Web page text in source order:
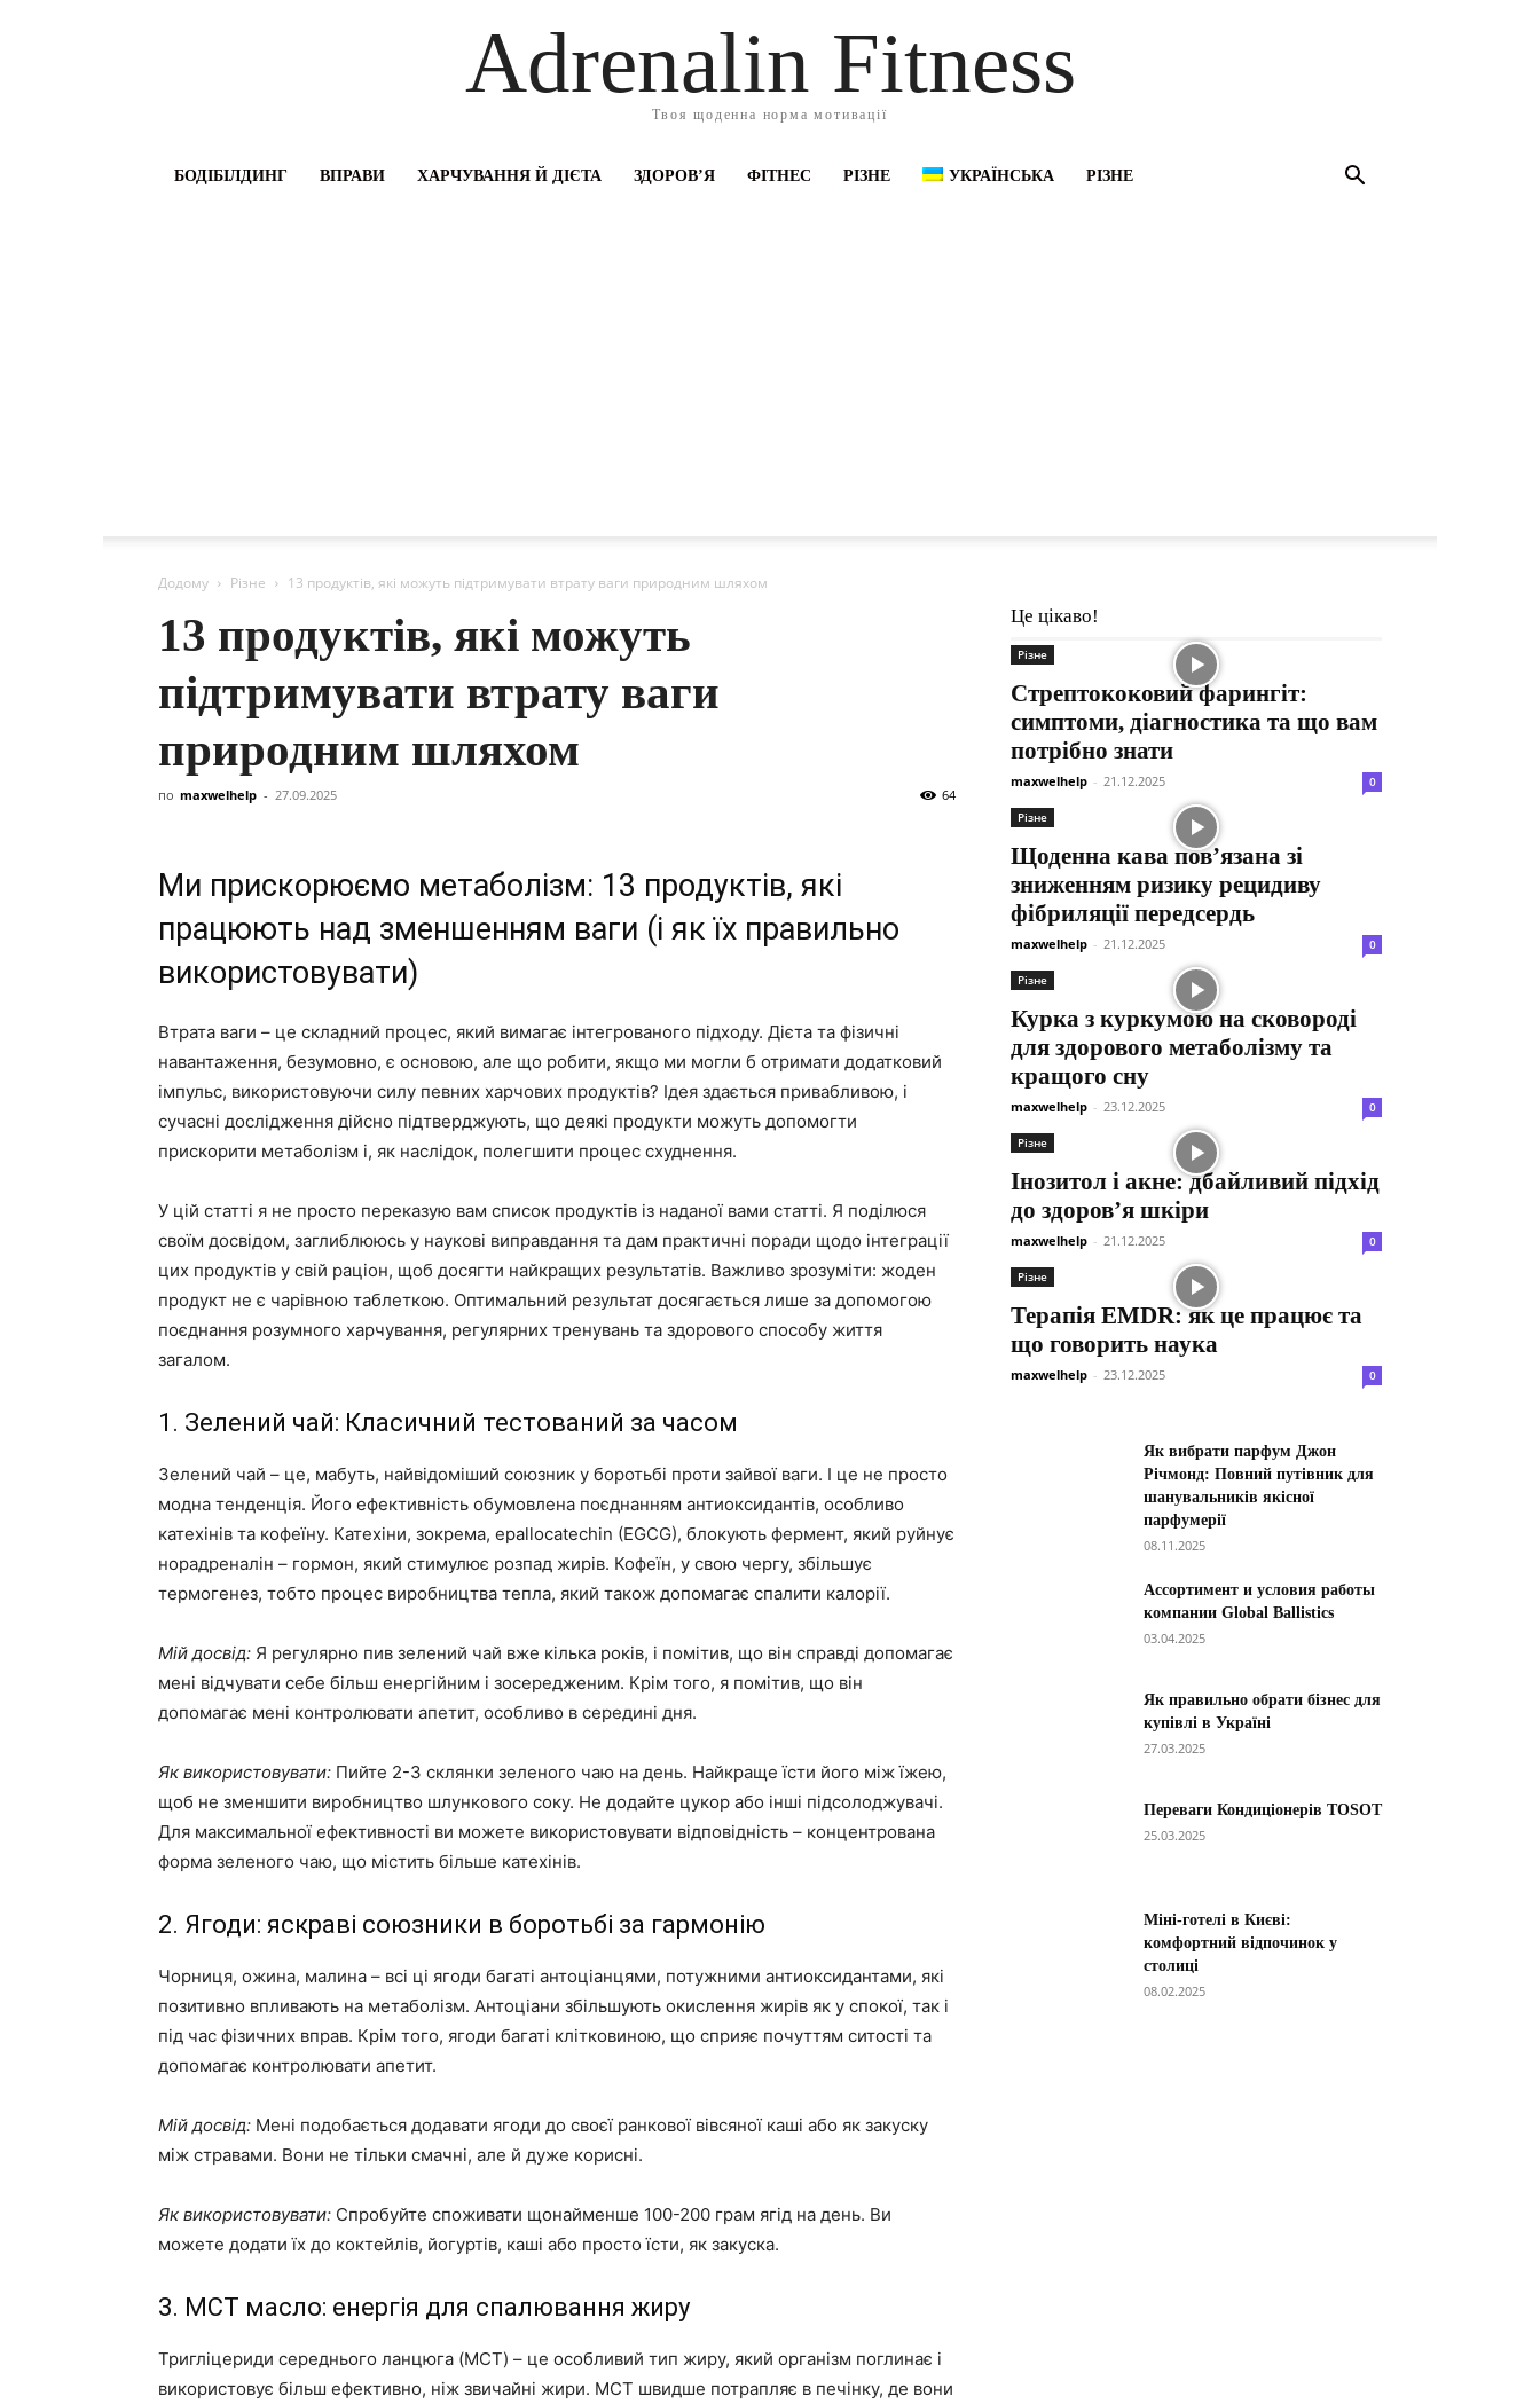
Adrenalin Fitness
Твоя щоденна норма мотивації
БОДІБІЛДИНГ ВПРАВИ ХАРЧУВАННЯ Й ДІЄТА ЗДОРОВ’Я ФІТНЕС РІЗНЕ УКРАЇНСЬКА РІЗНЕ
Додому Різне 13 продуктів, які можуть підтримувати втрату ваги природним шляхом
13 продуктів, які можуть
підтримувати втрату ваги
природним шляхом
по maxwelhelp - 27.09.2025 64
Ми прискорюємо метаболізм: 13 продуктів, які
працюють над зменшенням ваги (і як їх правильно
використовувати)
Втрата ваги – це складний процес, який вимагає інтегрованого підходу. Дієта та фізичні
навантаження, безумовно, є основою, але що робити, якщо ми могли б отримати додатковий
імпульс, використовуючи силу певних харчових продуктів? Ідея здається привабливою, і
сучасні дослідження дійсно підтверджують, що деякі продукти можуть допомогти
прискорити метаболізм і, як наслідок, полегшити процес схуднення.
У цій статті я не просто переказую вам список продуктів із наданої вами статті. Я поділюся
своїм досвідом, заглиблююсь у наукові виправдання та дам практичні поради щодо інтеграції
цих продуктів у свій раціон, щоб досягти найкращих результатів. Важливо зрозуміти: жоден
продукт не є чарівною таблеткою. Оптимальний результат досягається лише за допомогою
поєднання розумного харчування, регулярних тренувань та здорового способу життя
загалом.
1. Зелений чай: Класичний тестований за часом
Зелений чай – це, мабуть, найвідоміший союзник у боротьбі проти зайвої ваги. І це не просто
модна тенденція. Його ефективність обумовлена ​​поєднанням антиоксидантів, особливо
катехінів та кофеїну. Катехіни, зокрема, epallocatechin (EGCG), блокують фермент, який руйнує
норадреналін – гормон, який стимулює розпад жирів. Кофеїн, у свою чергу, збільшує
термогенез, тобто процес виробництва тепла, який також допомагає спалити калорії.
Мій досвід: Я регулярно пив зелений чай вже кілька років, і помітив, що він справді допомагає
мені відчувати себе більш енергійним і зосередженим. Крім того, я помітив, що він
допомагає мені контролювати апетит, особливо в середині дня.
Як використовувати: Пийте 2-3 склянки зеленого чаю на день. Найкраще їсти його між їжею,
щоб не зменшити виробництво шлункового соку. Не додайте цукор або інші підсолоджувачі.
Для максимальної ефективності ви можете використовувати відповідність – концентрована
форма зеленого чаю, що містить більше катехінів.
2. Ягоди: яскраві союзники в боротьбі за гармонію
Чорниця, ожина, малина – всі ці ягоди багаті антоціанцями, потужними антиоксидантами, які
позитивно впливають на метаболізм. Антоціани збільшують окислення жирів як у спокої, так і
під час фізичних вправ. Крім того, ягоди багаті клітковиною, що сприяє почуттям ситості та
допомагає контролювати апетит.
Мій досвід: Мені подобається додавати ягоди до своєї ранкової вівсяної каші або як закуску
між стравами. Вони не тільки смачні, але й дуже корисні.
Як використовувати: Спробуйте споживати щонайменше 100-200 грам ягід на день. Ви
можете додати їх до коктейлів, йогуртів, каші або просто їсти, як закуска.
3. MCT масло: енергія для спалювання жиру
Тригліцериди середнього ланцюга (MCT) – це особливий тип жиру, який організм поглинає і
використовує більш ефективно, ніж звичайні жири. MCT швидше потрапляє в печінку, де вони
Це цікаво!
Різне
Стрептококовий фарингіт:
симптоми, діагностика та що вам
потрібно знати
maxwelhelp - 21.12.2025 0
Різне
Щоденна кава пов’язана зі
зниженням ризику рецидиву
фібриляції передсердь
maxwelhelp - 21.12.2025 0
Різне
Курка з куркумою на сковороді
для здорового метаболізму та
кращого сну
maxwelhelp - 23.12.2025 0
Різне
Інозитол і акне: дбайливий підхід
до здоров’я шкіри
maxwelhelp - 21.12.2025 0
Різне
Терапія EMDR: як це працює та
що говорить наука
maxwelhelp - 23.12.2025 0
Як вибрати парфум Джон
Річмонд: Повний путівник для
шанувальників якісної
парфумерії
08.11.2025
Ассортимент и условия работы
компании Global Ballistics
03.04.2025
Як правильно обрати бізнес для
купівлі в Україні
27.03.2025
Переваги Кондиціонерів TOSOT
25.03.2025
Міні-готелі в Києві:
комфортний відпочинок у
столиці
08.02.2025